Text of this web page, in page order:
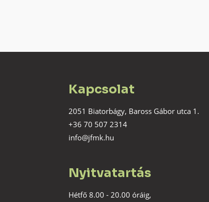
Kapcsolat
2051 Biatorbágy, Baross Gábor utca 1.
+36 70 507 2314
info@jfmk.hu
Nyitvatartás
Hétfő 8.00 - 20.00 óráig,